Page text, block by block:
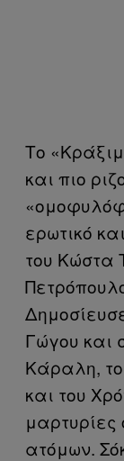
Το
και πιο
ερωτικό
του Κώστα
Γώγου και
Κάραλη,
και του
ατόμων.